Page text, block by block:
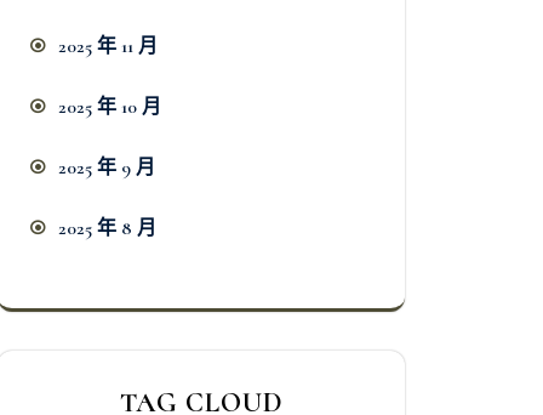
2025 年 11 月
2025 年 10 月
2025 年 9 月
2025 年 8 月
TAG CLOUD